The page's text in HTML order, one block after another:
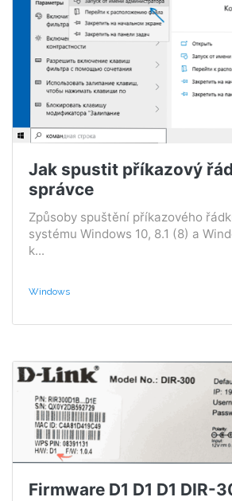
Jak spustit příkazový
správce
Způsoby spuštění příkazového
systému Windows 10, 8.1 (8) a
k...
Windows
Firmware D1 D1 D1 DIR-